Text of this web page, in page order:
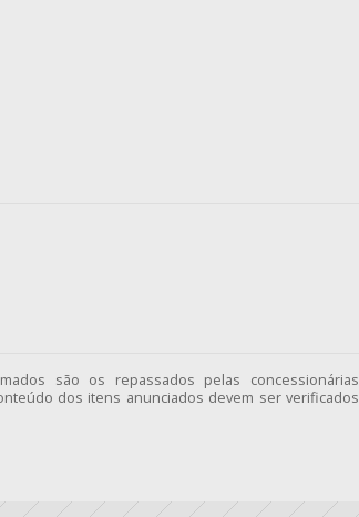
são os repassados pelas concessionárias
dos itens anunciados devem ser verificados